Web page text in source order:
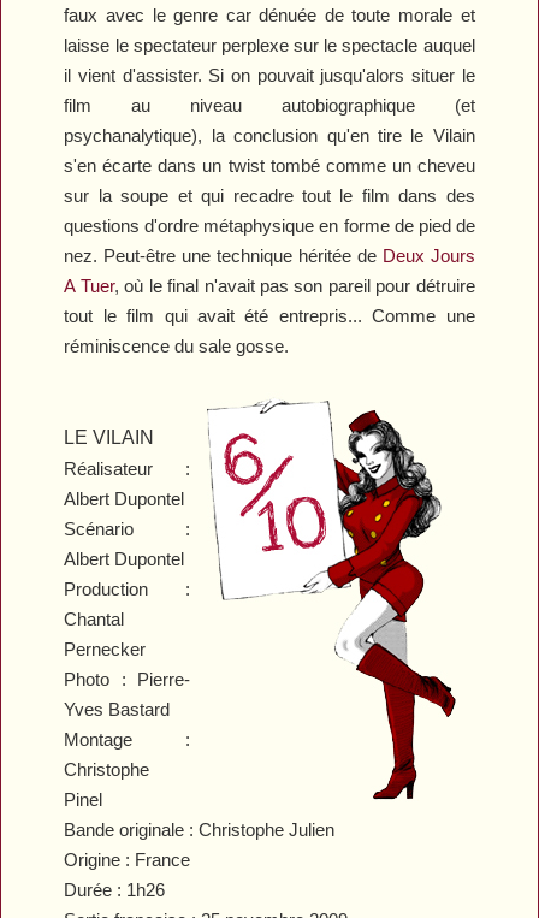
faux avec le genre car dénuée de toute morale et
laisse le spectateur perplexe sur le spectacle auquel
il vient d'assister. Si on pouvait jusqu'alors situer le
film au niveau autobiographique (et
psychanalytique), la conclusion qu'en tire le Vilain
s'en écarte dans un twist tombé comme un cheveu
sur la soupe et qui recadre tout le film dans des
questions d'ordre métaphysique en forme de pied de
nez. Peut-être une technique héritée de Deux Jours
A Tuer, où le final n'avait pas son pareil pour détruire
tout le film qui avait été entrepris... Comme une
réminiscence du sale gosse.
LE VILAIN
Réalisateur :
Albert Dupontel
Scénario :
Albert Dupontel
Production :
Chantal
Pernecker
Photo : Pierre-
Yves Bastard
Montage :
Christophe
Pinel
Bande originale : Christophe Julien
Origine : France
Durée : 1h26